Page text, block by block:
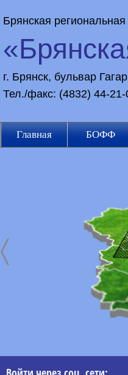
Брянская
г. Брянск, бульвар
Тел./факс: (4832) 44-21-
Главная БОФФ